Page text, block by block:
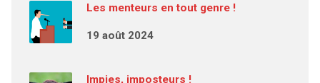
Les menteurs en tout genre !
19 août 2024
Impies, imposteurs !